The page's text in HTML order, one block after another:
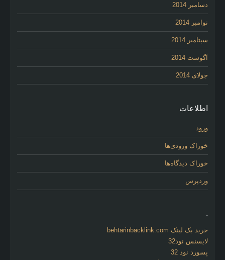
دسامبر 2014
نوامبر 2014
سپتامبر 2014
آگوست 2014
جولای 2014
اطلاعات
ورود
خوراک ورودی‌ها
خوراک دیدگاه‌ها
وردپرس
.
خرید بک لینک behtarinbacklink.com
لایسنس نود32
پسورد نود 32